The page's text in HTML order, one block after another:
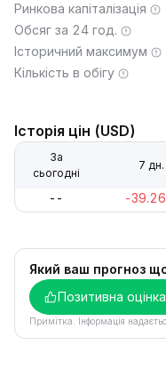
Ринкова капіталізація
Обсяг за 24 год.
Історичний максимум
Кількість в обігу
Історія цін (USD)
За
сьогодні
7 дн.
-- -
Який ваш прогноз
Позитивна оцінка
Примітка. Інформація